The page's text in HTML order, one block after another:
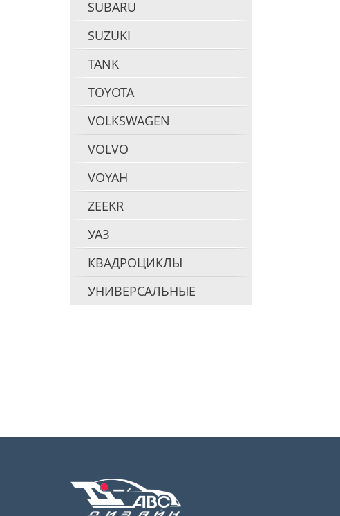
SUBARU
SUZUKI
TANK
TOYOTA
VOLKSWAGEN
VOLVO
VOYAH
ZEEKR
УАЗ
КВАДРОЦИКЛЫ
УНИВЕРСАЛЬНЫЕ